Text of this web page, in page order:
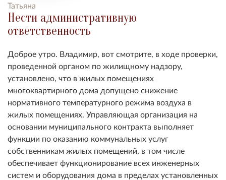
Татьяна
Нести административную
ответственность
Доброе утро. Владимир, вот смотрите, в ходе проверки,
проведенной органом по жилищному надзору,
установлено, что в жилых помещениях
многоквартирного дома допущено снижение
нормативного температурного режима воздуха в
жилых помещениях. Управляющая организация на
основании муниципального контракта выполняет
функции по оказанию коммунальных услуг
собственникам жилых помещений, в том числе
обеспечивает функционирование всех инженерных
систем и оборудования дома в пределах установленных